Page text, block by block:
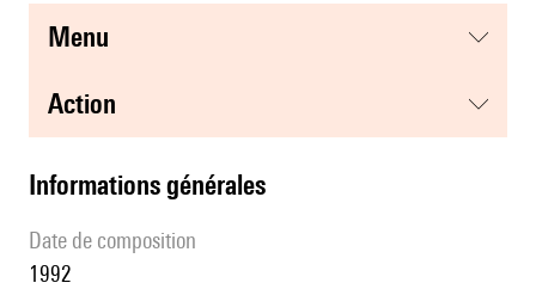
menu
action
informations générales
date de composition
1992